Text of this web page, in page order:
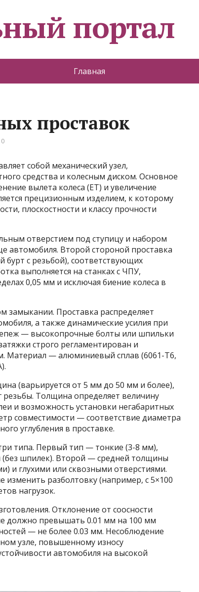
портал
Главная
проставок
собой механический узел,
средства и колесным диском. Основное
вылета колеса (ET) и увеличение
прецизионным изделием, к которому
плоскостности и классу прочности
отверстием под ступицу и набором
автомобиля. Второй стороной проставка
с резьбой), соответствующих
выполняется на станках с ЧПУ,
0,05 мм и исключая биение колеса в
замыкании. Проставка распределяет
а также динамические усилия при
— высокопрочные болты или шпильки
строго регламентирован и
Материал — алюминиевый сплав (6061-T6,
(варьируется от 5 мм до 50 мм и более),
Толщина определяет величину
и возможность установки негабаритных
совместимости — соответствие диаметра
углубления в проставке.
типа. Первый тип — тонкие (3-8 мм),
шпилек). Второй — средней толщины
и глухими или сквозными отверстиями.
разболтовку (например, с 5×100
нагрузок.
Отклонение от соосности
должно превышать 0.01 мм на 100 мм
— не более 0.03 мм. Несоблюдение
узле, повышенному износу
автомобиля на высокой